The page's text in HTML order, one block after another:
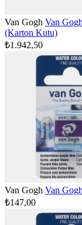
Van Gogh Van
(Karton Kutu)
₺1.942,50
Van Gogh Van
₺147,00